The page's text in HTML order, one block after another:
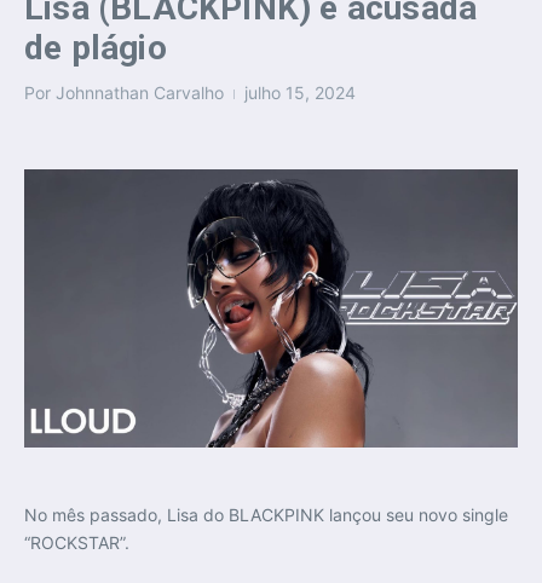
de plágio
Por Johnnathan Carvalho julho 15, 2024
No mês passado, Lisa do BLACKPINK lançou seu novo single
“ROCKSTAR”.